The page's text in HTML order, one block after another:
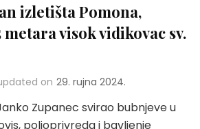
izletišta Pomona,
visok vidikovac sv.
on 29. rujna 2024.
Zupanec svirao bubnjeve u
poljoprivreda i bavljenje